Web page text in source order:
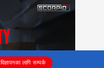
विज्ञापनका लागि सम्पर्क